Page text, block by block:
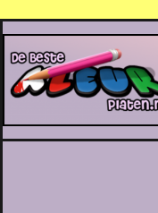
De Beste